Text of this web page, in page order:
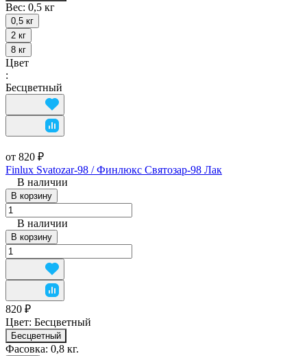
Вес: 0,5 кг
0,5 кг
2 кг
8 кг
Цвет
:
Бесцветный
от 820 ₽
Finlux Svatozar-98 / Финлюкс Святозар-98 Лак
В наличии
В корзину
В наличии
В корзину
820 ₽
Цвет: Бесцветный
Бесцветный
Фасовка: 0,8 кг.